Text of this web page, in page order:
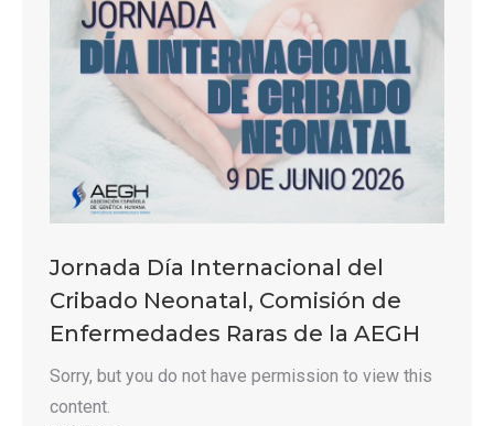
Jornada Día Internacional del
Cribado Neonatal, Comisión de
Enfermedades Raras de la AEGH
Sorry, but you do not have permission to view this
content.